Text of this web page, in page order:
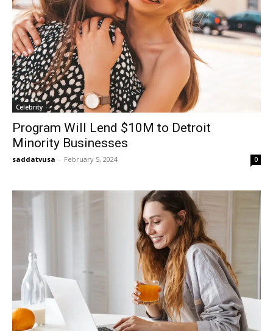
Celebrity
Program Will Lend $10M to Detroit
Minority Businesses
saddatvusa - February 5, 2024 0